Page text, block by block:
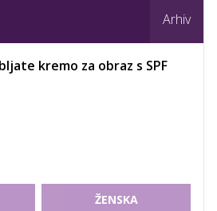
Arhiv
kremo za obraz s SPF
ŽENSKA